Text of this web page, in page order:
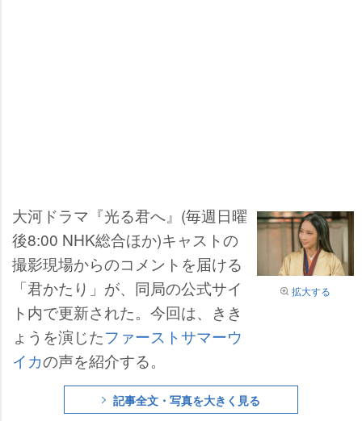
拡大する
大河ドラマ『光る君へ』(毎週日曜
後8:00 NHK総合ほか)キャストの
撮影現場からのコメントを届ける
「君かたり」が、同局の公式サイ
ト内で更新された。今回は、きき
ょうを演じたファーストサマーウ
イカの声を紹介する。
記事全文・写真を大きく見る